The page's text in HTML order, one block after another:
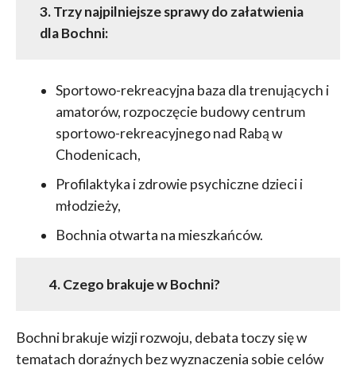
3. Trzy najpilniejsze sprawy do załatwienia
dla Bochni:
Sportowo-rekreacyjna baza dla trenujących i
amatorów, rozpoczęcie budowy centrum
sportowo-rekreacyjnego nad Rabą w
Chodenicach,
Profilaktyka i zdrowie psychiczne dzieci i
młodzieży,
Bochnia otwarta na mieszkańców.
4. Czego brakuje w Bochni?
Bochni brakuje wizji rozwoju, debata toczy się w
tematach doraźnych bez wyznaczenia sobie celów